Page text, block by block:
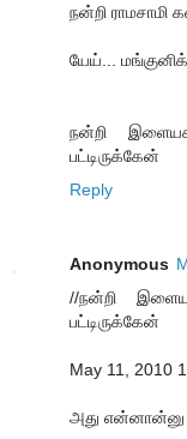
நன்றி
யேய்...
நன்றி
பட்டிருக்கேன்
Reply
Anonymous
//நன்றி
பட்டிருக்கேன்
May 11, 2010
அது என்னான்னு